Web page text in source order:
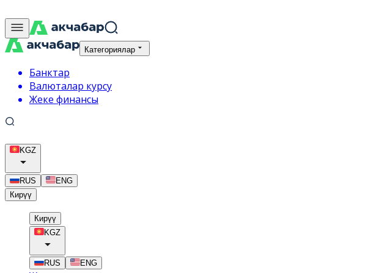
Категориялар
Банктар
Валюталар курсу
Жеке финансы
KGZ
RUS
ENG
Кирүү
Кирүү
KGZ
RUS ENG